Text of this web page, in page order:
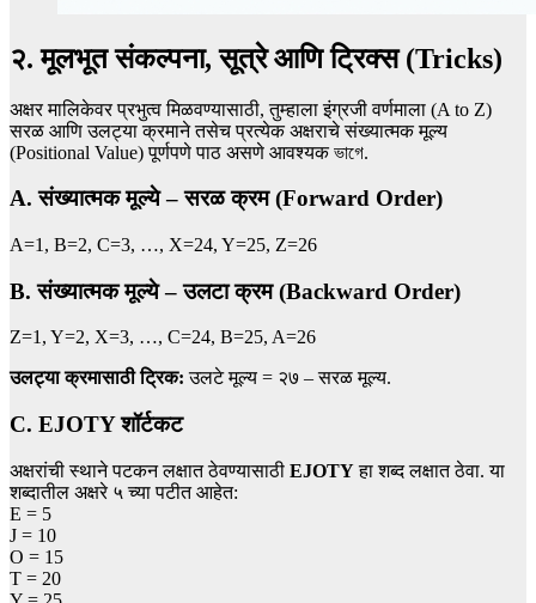
२. मूलभूत संकल्पना, सूत्रे आणि ट्रिक्स (Tricks)
अक्षर मालिकेवर प्रभुत्व मिळवण्यासाठी, तुम्हाला इंग्रजी वर्णमाला (A to Z)
सरळ आणि उलट्या क्रमाने तसेच प्रत्येक अक्षराचे संख्यात्मक मूल्य
(Positional Value) पूर्णपणे पाठ असणे आवश्यक ভাগে.
A. संख्यात्मक मूल्ये – सरळ क्रम (Forward Order)
A=1, B=2, C=3, …, X=24, Y=25, Z=26
B. संख्यात्मक मूल्ये – उलटा क्रम (Backward Order)
Z=1, Y=2, X=3, …, C=24, B=25, A=26
उलट्या क्रमासाठी ट्रिक: उलटे मूल्य = २७ – सरळ मूल्य.
C. EJOTY शॉर्टकट
अक्षरांची स्थाने पटकन लक्षात ठेवण्यासाठी EJOTYहा शब्द लक्षात ठेवा. या
शब्दातील अक्षरे ५ च्या पटीत आहेत:
E = 5
J = 10
O = 15
T = 20